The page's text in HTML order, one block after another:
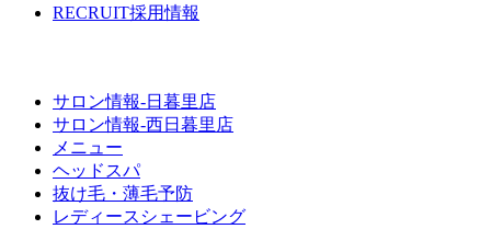
RECRUIT採用情報
サロン情報-日暮里店
サロン情報-西日暮里店
メニュー
ヘッドスパ
抜け毛・薄毛予防
レディースシェービング